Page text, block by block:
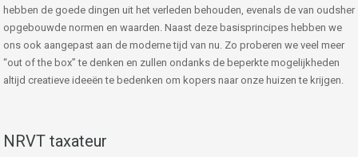
hebben de goede dingen uit het verleden behouden, evenals de van oudsher
opgebouwde normen en waarden. Naast deze basisprincipes hebben we
ons ook aangepast aan de moderne tijd van nu. Zo proberen we veel meer
“out of the box” te denken en zullen ondanks de beperkte mogelijkheden
altijd creatieve ideeën te bedenken om kopers naar onze huizen te krijgen.
NRVT taxateur